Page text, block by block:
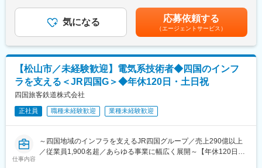
※一般社員の中には、当ポジションの方数名以外、ドライバーで構
成されております。
■教育環境：
同ポジションにおける現在の部長が１年間のOJTを通して業務や
顧客を引継ぎつつ、1から業務を教えますのでご安心ください。
■働き方
通勤距離が50キロを超える方には借り上げ社宅が適用されます。
流を担う重要な役割を担っています。自社保有のトラックでの輸
送業務以外にも、自社倉庫でお客様毎・製品毎であらゆるニーズ
■企業魅力
得意先は約６０社で、ユニ・チャーム株式会社や日本製紙株式会
社等、大手のメーカーさんとも取引がございます。
■業務詳細：
（1）一般の倉庫業務
入出庫作業・在庫管理・一部配送手配・請求業務
（2）在庫＋スルー共配の出庫・荷受・仕分・積込
■組織構成：
配属予定の部署では約120名が勤務しております。
・管理職：６名
・主任／係長：８名
給(月額)は固定手当を含めた表記です。
気になる 応募依頼する
（エージェントサービス）
【松山市／未経験歓迎】電気系技術者◆四国のインフ
ラを支える＜JR四国G＞◆年休120日・土日祝
四国旅客鉄道株式会社
正社員 職種未経験歓迎 業種未経験歓迎
仕事内容
～四国地域のインフラを支えるJR四国グループ／売上290億以上
／従業員1,900名超／あらゆる事業に幅広く展開～【年休120日・